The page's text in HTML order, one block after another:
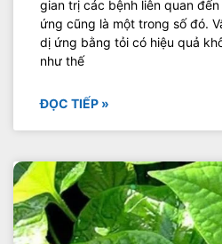
gian trị các bệnh liên quan
ứng cũng là một trong số đó.
dị ứng bằng tỏi có hiệu quả
như thế
ĐỌC TIẾP »